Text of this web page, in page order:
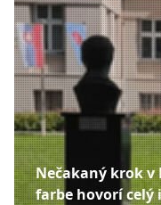
Nečakaný krok v
farbe hovorí